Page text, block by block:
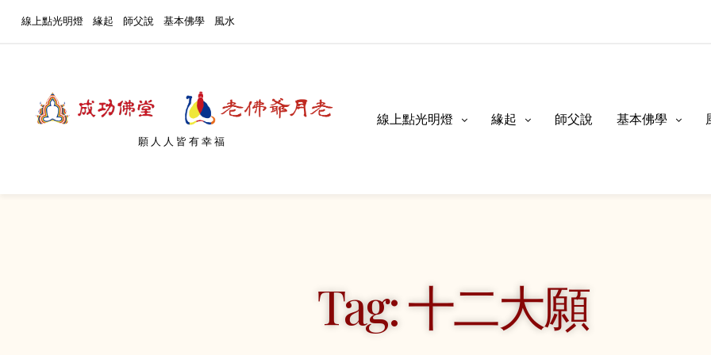
線上點光明燈 緣起 師父說 基本佛學 風水
願人人皆有幸福
線上點光明燈 緣起 師父說 基本佛學
Tag: 十二大願